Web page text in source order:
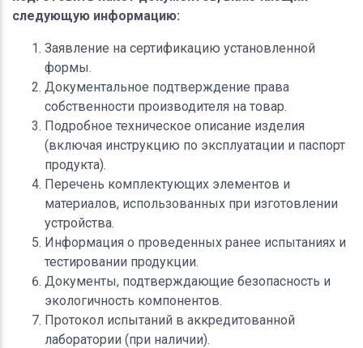
следующую информацию:
Заявление на сертификацию установленной
формы.
Документальное подтверждение права
собственности производителя на товар.
Подробное техническое описание изделия
(включая инструкцию по эксплуатации и паспорт
продукта).
Перечень комплектующих элементов и
материалов, использованных при изготовлении
устройства.
Информация о проведенных ранее испытаниях и
тестировании продукции.
Документы, подтверждающие безопасность и
экологичность компонентов.
Протокол испытаний в аккредитованной
лаборатории (при наличии).